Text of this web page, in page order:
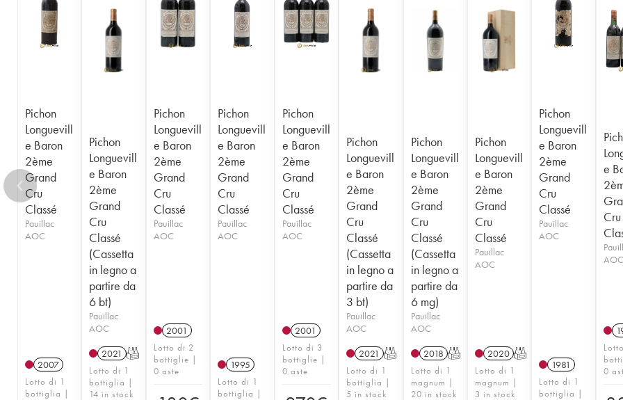
1956
1953
1952
1950
1949 1948 1947
1945
1940 1938
Pichon
Longuevill
e Baron
2ème
Grand
Cru
Classé
Pauillac
AOC
2007
Lotto di 1
bottiglia |
Pichon
Longuevill
e Baron
2ème
Grand
Cru
Classé
(Cassetta
in legno a
partire da
6 bt)
Pauillac
AOC
2021 T
Lotto di 1
bottiglia |
14 in stock
Pichon
Longuevill
e Baron
2ème
Grand
Cru
Classé
Pauillac
AOC
2001
Lotto di 2
bottiglie |
0 aste
Pichon
Longuevill
e Baron
2ème
Grand
Cru
Classé
Pauillac
AOC
1995
Lotto di 1
bottiglia |
Pichon
Longuevill
e Baron
2ème
Grand
Cru
Classé
Pauillac
AOC
2001
Lotto di 3
bottiglie |
0 aste
Pichon
Longuevill
e Baron
2ème
Grand
Cru
Classé
(Cassetta
in legno a
partire da
3 bt)
Pauillac
AOC
2021 T
Lotto di 1
bottiglia |
5 in stock
Pichon
Longuevill
e Baron
2ème
Grand
Cru
Classé
(Cassetta
in legno a
partire da
6 mg)
Pauillac
AOC
2018 T
Lotto di 1
magnum |
20 in stock
Pichon
Longuevill
e Baron
2ème
Grand
Cru
Classé
Pauillac
AOC
2020 T
Lotto di 1
magnum |
3 in stock
Pichon
Longuevill
e Baron
2ème
Grand
Cru
Classé
Pauillac
AOC
1981
Lotto di 1
bottiglia |
e
Cru
AOC
0